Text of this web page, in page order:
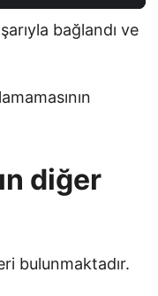
bağlandı ve
diğer
bulunmaktadır.